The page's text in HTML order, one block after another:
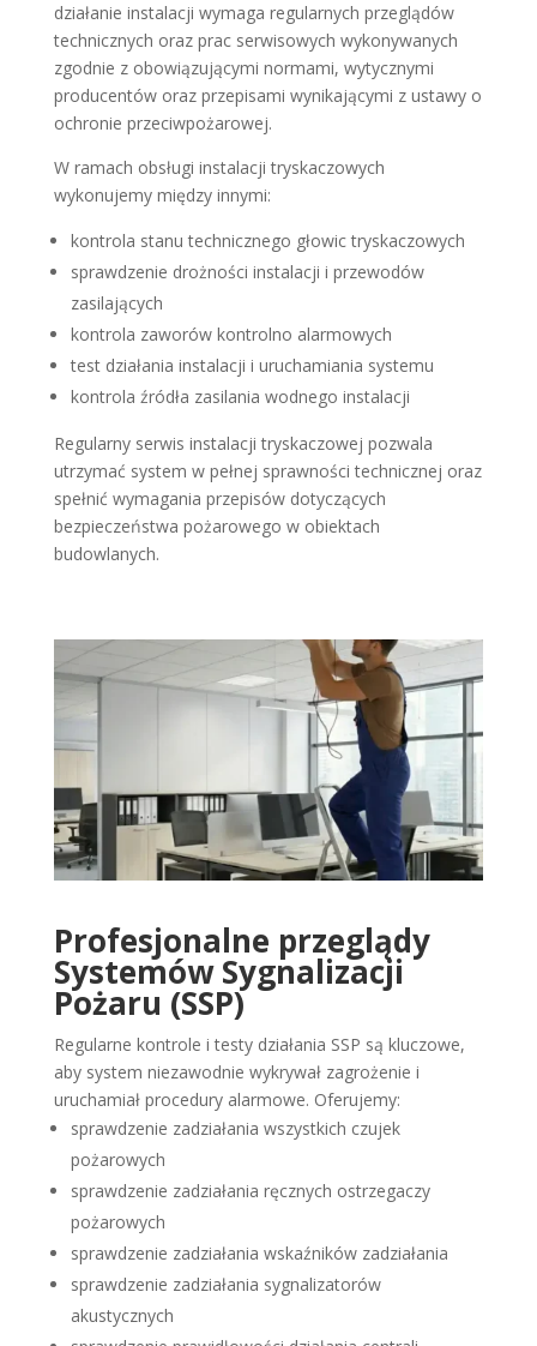
działanie instalacji wymaga regularnych przeglądów
technicznych oraz prac serwisowych wykonywanych
zgodnie z obowiązującymi normami, wytycznymi
producentów oraz przepisami wynikającymi z ustawy o
ochronie przeciwpożarowej.
W ramach obsługi instalacji tryskaczowych
wykonujemy między innymi:
kontrola stanu technicznego głowic tryskaczowych
sprawdzenie drożności instalacji i przewodów
zasilających
kontrola zaworów kontrolno alarmowych
test działania instalacji i uruchamiania systemu
kontrola źródła zasilania wodnego instalacji
Regularny serwis instalacji tryskaczowej pozwala
utrzymać system w pełnej sprawności technicznej oraz
spełnić wymagania przepisów dotyczących
bezpieczeństwa pożarowego w obiektach
budowlanych.
Profesjonalne przeglądy
Systemów Sygnalizacji
Pożaru (SSP)
Regularne kontrole i testy działania SSP są kluczowe,
aby system niezawodnie wykrywał zagrożenie i
uruchamiał procedury alarmowe. Oferujemy:
sprawdzenie zadziałania wszystkich czujek
pożarowych
sprawdzenie zadziałania ręcznych ostrzegaczy
pożarowych
sprawdzenie zadziałania wskaźników zadziałania
sprawdzenie zadziałania sygnalizatorów
akustycznych